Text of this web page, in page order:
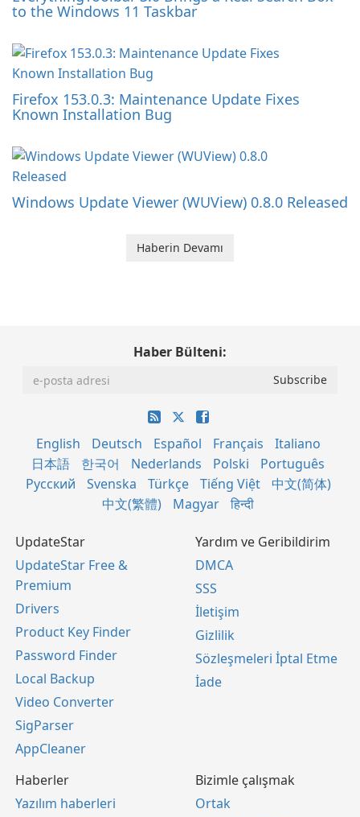
to the Windows 11 Taskbar
Firefox 153.0.3: Maintenance Update Fixes
Known Installation Bug
Windows Update Viewer (WUView) 0.8.0 Released
Haberin Devamı
Haber Bülteni:
English Deutsch Español Français
Italiano
日本語
한국어 Nederlands Polski
Português
Русский
Svenska Türkçe Tiếng Việt
中文(简体)
中文(繁體)
Magyar हिन्दी
UpdateStar
UpdateStar Free &
Premium
Drivers
Product Key Finder
Password Finder
Local Backup
Video Converter
SigParser
AppCleaner
Yardım ve Geribildirim
DMCA
SSS
İletişim
Gizlilik
Sözleşmeleri İptal Etme
İade
Haberler
Yazılım haberleri
Bizimle çalışmak
Ortak